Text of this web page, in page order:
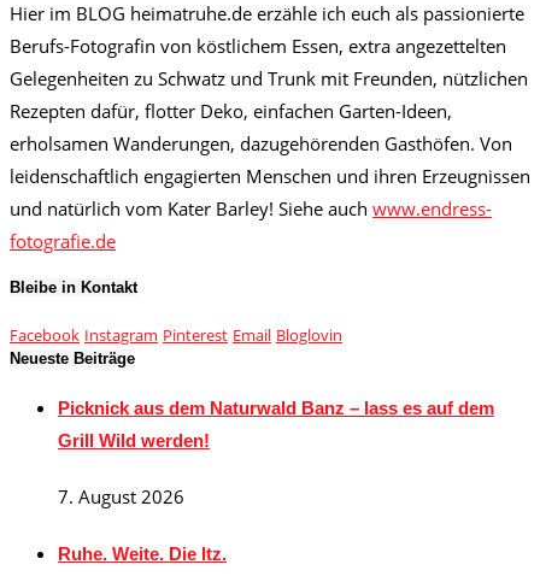
Hier im BLOG heimatruhe.de erzähle ich euch als passionierte
Berufs-Fotografin von köstlichem Essen, extra angezettelten
Gelegenheiten zu Schwatz und Trunk mit Freunden, nützlichen
Rezepten dafür, flotter Deko, einfachen Garten-Ideen,
erholsamen Wanderungen, dazugehörenden Gasthöfen. Von
leidenschaftlich engagierten Menschen und ihren Erzeugnissen
und natürlich vom Kater Barley! Siehe auch www.endress-
fotografie.de
Bleibe in Kontakt
Facebook Instagram Pinterest Email Bloglovin
Neueste Beiträge
Picknick aus dem Naturwald Banz – lass es auf dem
Grill Wild werden!
7. August 2026
Ruhe. Weite. Die Itz.